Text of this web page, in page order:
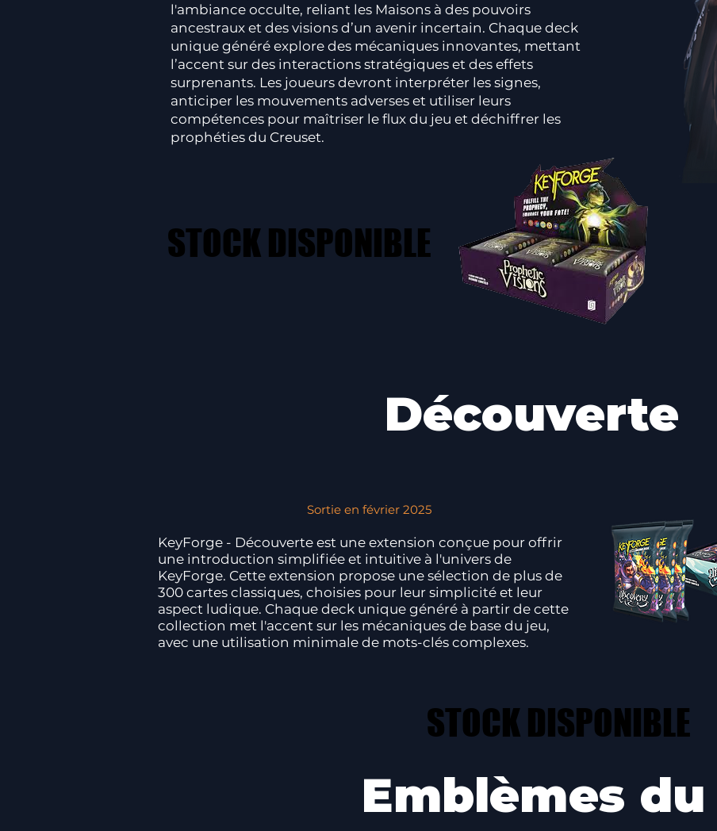
l'ambiance occulte, reliant les Maisons à des pouvoirs
ancestraux et des visions d’un avenir incertain. Chaque deck
unique généré explore des mécaniques innovantes, mettant
l’accent sur des interactions stratégiques et des effets
surprenants. Les joueurs devront interpréter les signes,
anticiper les mouvements adverses et utiliser leurs
compétences pour maîtriser le flux du jeu et déchiffrer les
prophéties du Creuset.
STOCK DISPONIBLE
STOCK DISPONIBLE
Découverte
Sortie en février 2025
KeyForge - Découverte est une extension conçue pour offrir
une introduction simplifiée et intuitive à l'univers de
KeyForge. Cette extension propose une sélection de plus de
300 cartes classiques, choisies pour leur simplicité et leur
aspect ludique. Chaque deck unique généré à partir de cette
collection met l'accent sur les mécaniques de base du jeu,
avec une utilisation minimale de mots-clés complexes.
STOCK DISPONIBLE
STOCK DISPONIBLE
Emblèmes du